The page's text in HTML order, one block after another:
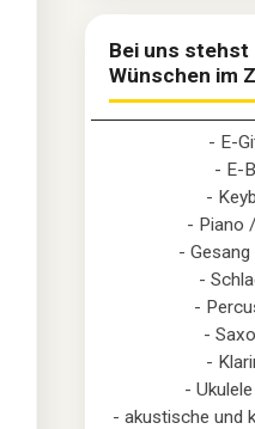
Bei uns stehst
Wünschen im
- E-
- E-
-
- Piano
-
-
-
-
-
-
- akustische und